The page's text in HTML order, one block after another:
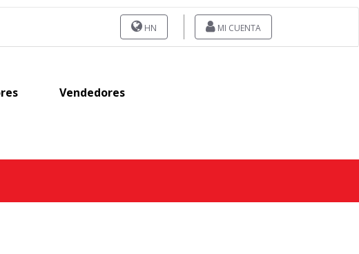
HN MI CUENTA
Vendedores